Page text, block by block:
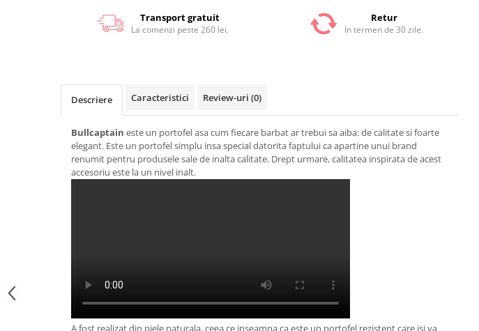
Transport gratuit
La comenzi peste 260 lei.
Retur
In termen de 30 zile.
Descriere Caracteristici Review-uri (0)
Bullcaptain este un portofel asa cum fiecare barbat ar trebui sa aiba: de calitate si foarte
elegant. Este un portofel simplu insa special datorita faptului ca apartine unui brand
renumit pentru produsele sale de inalta calitate. Drept urmare, calitatea inspirata de acest
accesoriu este la un nivel inalt.
A fost realizat din piele naturala, ceea ce inseamna ca este un portofel rezistent care isi va